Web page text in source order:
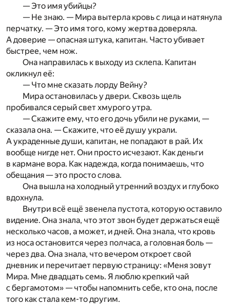
— Это имя убийцы?
— Не знаю. — Мира вытерла кровь с лица и натянула
перчатку. — Это имя того, кому жертва доверяла.
А доверие — опасная штука, капитан. Часто убивает
быстрее, чем нож.
Она направилась к выходу из склепа. Капитан
окликнул её:
— Что мне сказать лорду Вейну?
Мира остановилась у двери. Сквозь щель
пробивался серый свет хмурого утра.
— Скажите ему, что его дочь убили не руками, —
сказала она. — Скажите, что её душу украли.
А украденные души, капитан, не попадают в рай. Их
вообще нигде нет. Они просто исчезают. Как деньги
в кармане вора. Как надежда, когда понимаешь, что
обещания — это просто слова.
Она вышла на холодный утренний воздух и глубоко
вдохнула.
Внутри всё ещё звенела пустота, которую оставило
видение. Она знала, что этот звон будет держаться ещё
несколько часов, а может, и дней. Она знала, что кровь
из носа остановится через полчаса, а головная боль —
через два. Она знала, что вечером откроет свой
дневник и перечитает первую страницу: «Меня зовут
Мира. Мне двадцать семь. Я люблю крепкий чай
с бергамотом» — чтобы напомнить себе, кто она, после
того как стала кем-то другим.